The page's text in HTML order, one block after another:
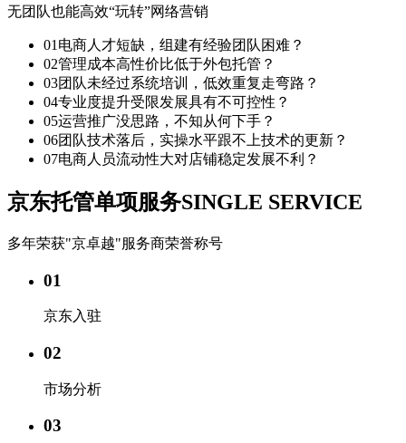
无团队也能高效“玩转”网络营销
01 电商人才短缺，组建有经验团队困难？
02管理成本高性价比低于外包托管？
03团队未经过系统培训，低效重复走弯路？
04专业度提升受限发展具有不可控性？
05运营推广没思路，不知从何下手？
06团队技术落后，实操水平跟不上技术的更新？
07电商人员流动性大对店铺稳定发展不利？
京东托管单项服务SINGLE SERVICE
多年荣获"京卓越"服务商荣誉称号
01
京东入驻
02
市场分析
03